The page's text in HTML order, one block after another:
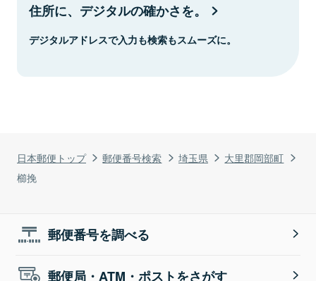
日本郵便トップ 郵便番号検索 埼玉県
大里郡岡部町
櫛挽
住所に、デジタルの確かさを。
デジタルアドレスで入力も検索もスムーズに。
郵便番号を調べる
郵便局・ATM・ポストをさがす